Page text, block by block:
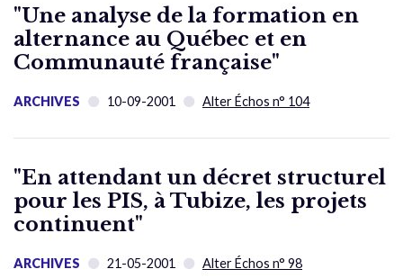
"Une analyse de la formation en
alternance au Québec et en
Communauté française"
ARCHIVES 10-09-2001 Alter Échos n° 104
"En attendant un décret structurel
pour les PIS, à Tubize, les projets
continuent"
ARCHIVES 21-05-2001 Alter Échos n° 98